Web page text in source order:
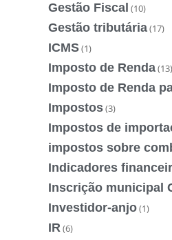
Gestão Fiscal (10)
Gestão tributária(17)
ICMS(1)
Imposto de Renda(13)
Imposto de Renda
Impostos(3)
Impostos de
impostos sobre
Indicadores
Inscrição municipal
Investidor-anjo(1)
IR(6)